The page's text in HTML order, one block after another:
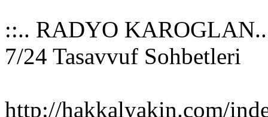
::.. RADYO
7/24 Tasavvuf Sohbetleri
http://hakkalyakin.com/